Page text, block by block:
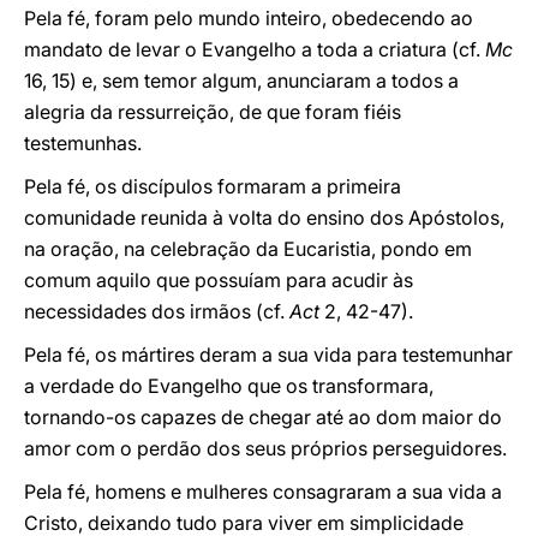
Pela fé, foram pelo mundo inteiro, obedecendo ao
mandato de levar o Evangelho a toda a criatura (cf. Mc
16, 15) e, sem temor algum, anunciaram a todos a
alegria da ressurreição, de que foram fiéis
testemunhas.
Pela fé, os discípulos formaram a primeira
comunidade reunida à volta do ensino dos Apóstolos,
na oração, na celebração da Eucaristia, pondo em
comum aquilo que possuíam para acudir às
necessidades dos irmãos (cf.Act2, 42-47).
Pela fé, os mártires deram a sua vida para testemunhar
a verdade do Evangelho que os transformara,
tornando-os capazes de chegar até ao dom maior do
amor com o perdão dos seus próprios perseguidores.
Pela fé, homens e mulheres consagraram a sua vida a
Cristo, deixando tudo para viver em simplicidade